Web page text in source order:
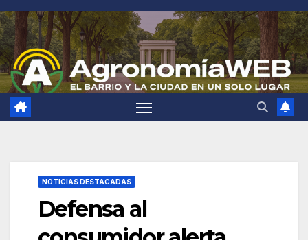
Saltar
al
contenido
NOTICIAS DESTACADAS
Defensa al